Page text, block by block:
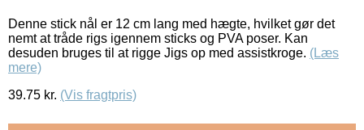
Denne stick nål er 12 cm lang med hægte, hvilket gør det
nemt at tråde rigs igennem sticks og PVA poser. Kan
desuden bruges til at rigge Jigs op med assistkroge. (Læs
mere)
39.75 kr. (Vis fragtpris)